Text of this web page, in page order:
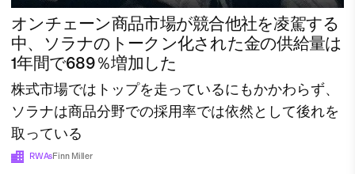
オンチェーン商品市場が競合他社を凌駕する
中、ソラナのトークン化された金の供給量は
1年間で689％増加した
株式市場ではトップを走っているにもかかわらず、
ソラナは商品分野での採用率では依然として後れを
取っている
RWAsFinn Miller